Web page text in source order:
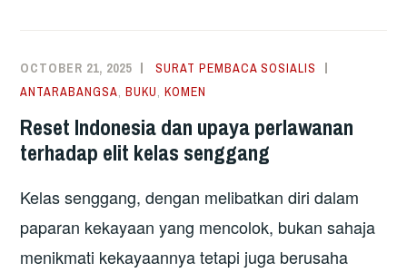
OCTOBER 21, 2025
SURAT PEMBACA SOSIALIS
ANTARABANGSA,BUKU,KOMEN
Reset Indonesia dan upaya perlawanan
terhadap elit kelas senggang
Kelas senggang, dengan melibatkan diri dalam
paparan kekayaan yang mencolok, bukan sahaja
menikmati kekayaannya tetapi juga berusaha